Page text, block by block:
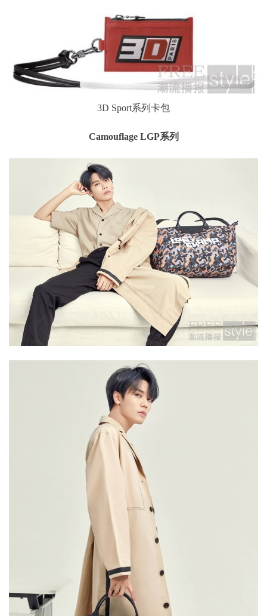
3D Sport系列卡包
Camouflage LGP系列